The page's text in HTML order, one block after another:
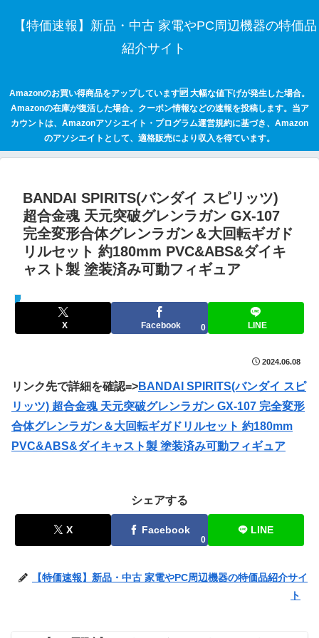
【特価速報】新品・中古 家電やPC周辺機器の特価品
紹介サイト
Amazonのお買い得商品をアップしています🆙 大幅な値下げが発生した場合。
Amazonの在庫が復活した場合。クーポン情報などの速報を投稿します。当ア
カウントは、Amazonアソシエイト・プログラム運営規約に基づき、Amazon
のアソシエイトとして、適格販売により収入を得ています。
BANDAI SPIRITS(バンダイ スピリッツ)
超合金魂 天元突破グレンラガン GX-107
完全変形合体グレンラガン＆大回転ギガド
リルセット 約180mm PVC&ABS&ダイキ
ャスト製 塗装済み可動フィギュア
セールハンター 激安情報まとめサイト
X Facebook 0 LINE
2024.06.08
リンク先で詳細を確認=>BANDAI SPIRITS(バンダイ スピ
リッツ) 超合金魂 天元突破グレンラガン GX-107 完全変形
合体グレンラガン＆大回転ギガドリルセット 約180mm
PVC&ABS&ダイキャスト製 塗装済み可動フィギュア
シェアする
X Facebook
0
LINE
【特価速報】新品・中古 家電やPC周辺機器の特価品紹介サイ
ト